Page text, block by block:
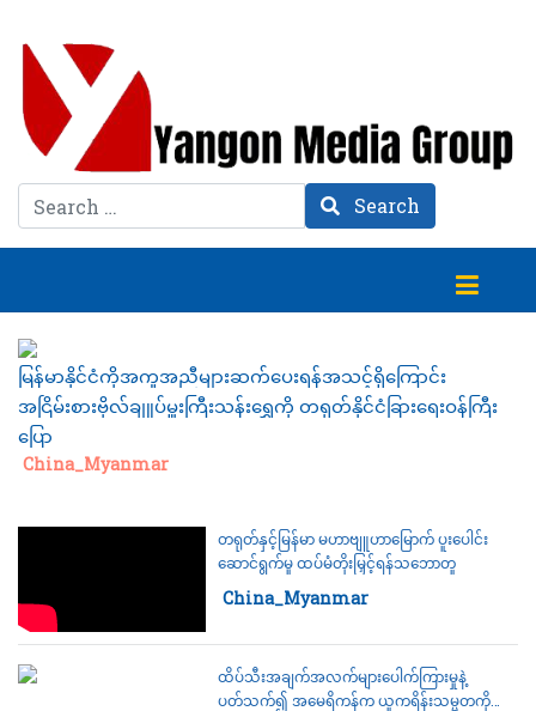
Search Search
မြန်မာနိုင်ငံကိုအကူအညီများဆက်ပေးရန်အသင့်ရှိကြောင်း
အငြိမ်းစားဗိုလ်ချူပ်မှူးကြီးသန်းရွှေကို တရုတ်နိုင်ငံခြားရေးဝန်ကြီး
ပြော
Category:
China_Myanmar
တရုတ်နှင့်မြန်မာ မဟာဗျူဟာမြောက် ပူးပေါင်း
ဆောင်ရွက်မှု ထပ်မံတိုးမြှင့်ရန်သဘောတူ
Category:
China_Myanmar
ထိပ်သီးအချက်အလက်များပေါက်ကြားမှုနဲ့
ပတ်သက်၍ အမေရိကန်က ယူကရိန်းသမ္မတကို